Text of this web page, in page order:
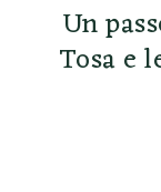
Un
Tosa e